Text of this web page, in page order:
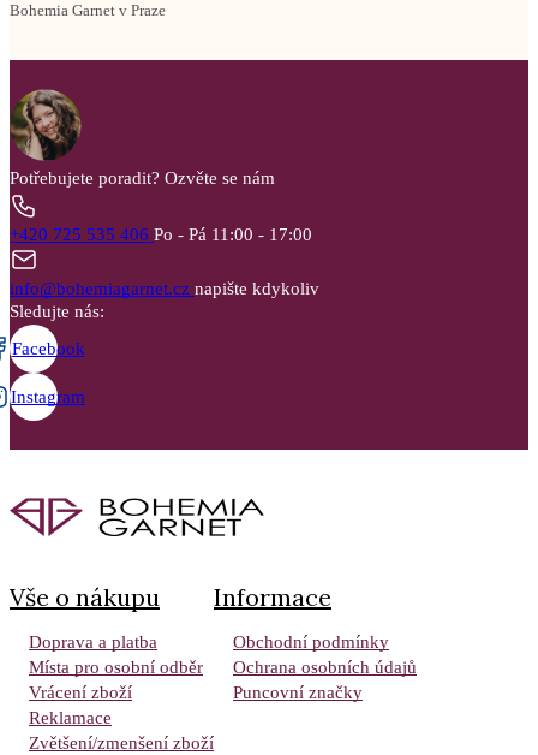
Bohemia Garnet v Praze
Potřebujete poradit? Ozvěte se nám
+420 725 535 406 Po - Pá 11:00 - 17:00
info@bohemiagarnet.cz napište kdykoliv
Sledujte nás:
Facebook
Instagram
Vše o nákupu
Doprava a platba
Místa pro osobní odběr
Vrácení zboží
Reklamace
Zvětšení/zmenšení zboží
Informace
Obchodní podmínky
Ochrana osobních údajů
Puncovní značky